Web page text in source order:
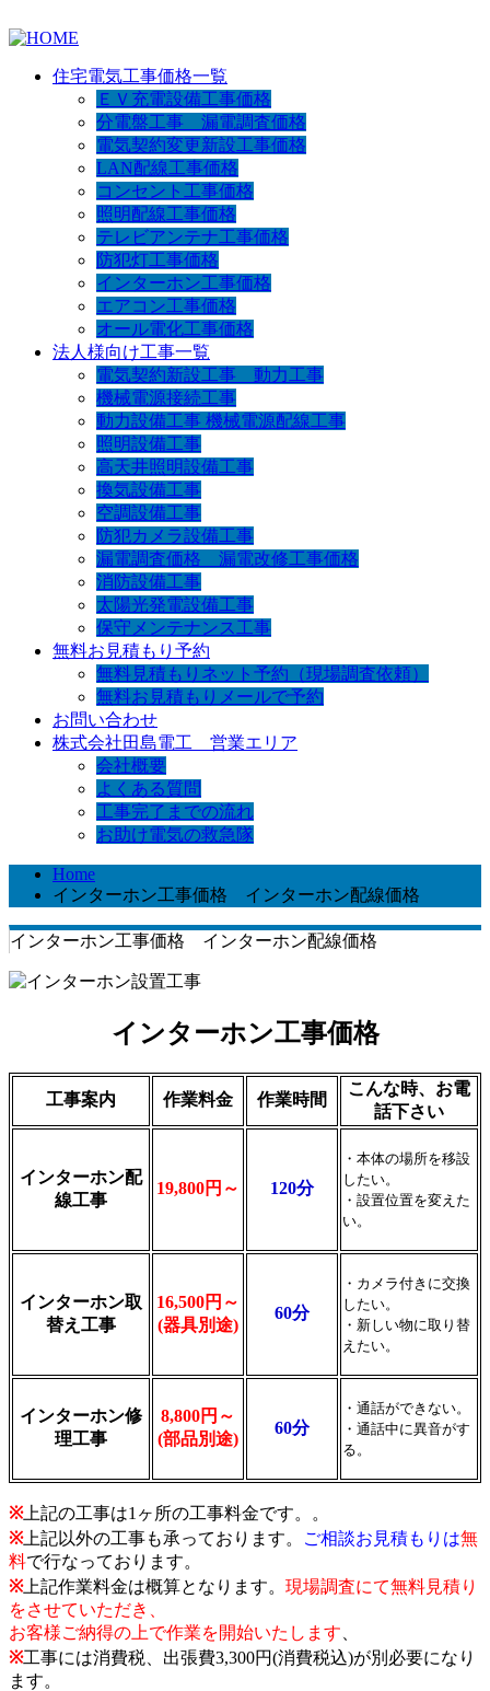
住宅電気工事価格一覧
ＥＶ充電設備工事価格
分電盤工事 漏電調査価格
電気契約変更新設工事価格
LAN配線工事価格
コンセント工事価格
照明配線工事価格
テレビアンテナ工事価格
防犯灯工事価格
インターホン工事価格
エアコン工事価格
オール電化工事価格
法人様向け工事一覧
電気契約新設工事 動力工事
機械電源接続工事
動力設備工事 機械電源配線工事
照明設備工事
高天井照明設備工事
換気設備工事
空調設備工事
防犯カメラ設備工事
漏電調査価格 漏電改修工事価格
消防設備工事
太陽光発電設備工事
保守メンテナンス工事
無料お見積もり予約
無料見積もりネット予約（現場調査依頼）
無料お見積もりメールで予約
お問い合わせ
株式会社田島電工 営業エリア
会社概要
よくある質問
工事完了までの流れ
お助け電気の救急隊
Home
インターホン工事価格 インターホン配線価格
インターホン工事価格 インターホン配線価格
インターホン工事価格
工事案内 作業料金 作業時間
こんな時、お電
話下さい
インターホン配
線工事
19,800円～ 120分
・本体の場所を移設
したい。
・設置位置を変えた
い。
インターホン取
替え工事
16,500円～
(器具別途)
60分
・カメラ付きに交換
したい。
・新しい物に取り替
えたい。
インターホン修
理工事
8,800円～
(部品別途)
60分
・通話ができない。
・通話中に異音がす
る。
※上記の工事は1ヶ所の工事料金です。。
※上記以外の工事も承っております。 ご相談お見積もりは無
料で行なっております。
※上記作業料金は概算となります。 現場調査にて無料見積り
をさせていただき、
お客様ご納得の上で作業を開始いたします
※工事には消費税、出張費3,300円(消費税込)が別必要になり
ます。